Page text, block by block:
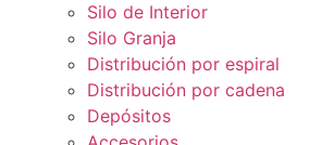
Silo de Interior
Silo Granja
Distribución por espiral
Distribución por cadena
Depósitos